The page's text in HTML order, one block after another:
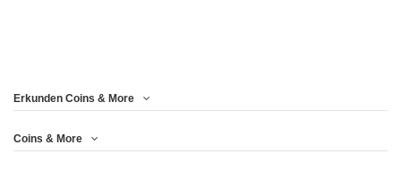
Erkunden Coins & More
Coins & More